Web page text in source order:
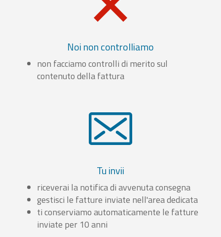
Noi non controlliamo
non facciamo controlli di merito sul
contenuto della fattura
Tu invii
riceverai la notifica di avvenuta consegna
gestisci le fatture inviate nell'area dedicata
ti conserviamo automaticamente le fatture
inviate per 10 anni